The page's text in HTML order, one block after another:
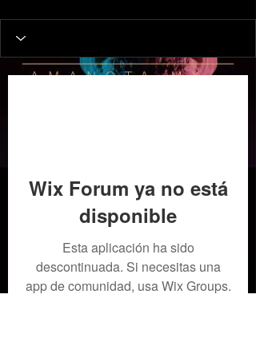
Wix Forum ya no está
disponible
Esta aplicación ha sido
descontinuada. Si necesitas una
app de comunidad, usa Wix Groups.